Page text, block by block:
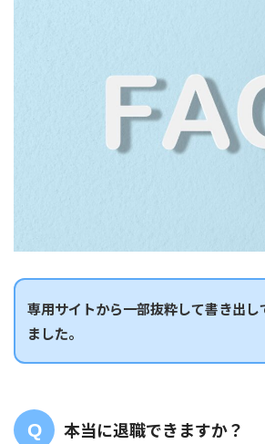
専用サイトから一部抜粋して書き出し
ました。
本当に退職できますか？